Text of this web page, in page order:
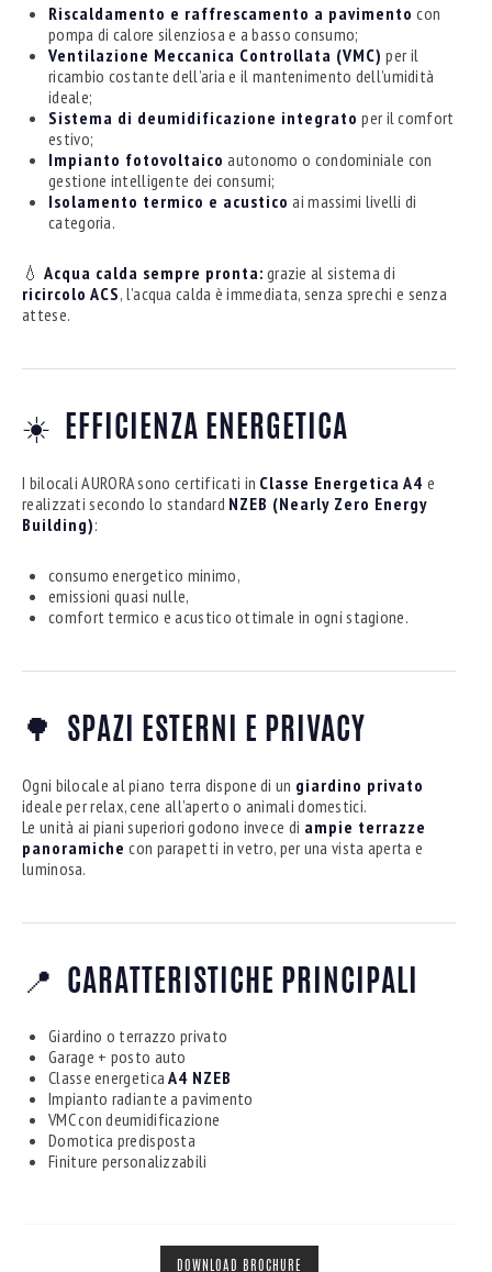
Riscaldamento e raffrescamento a pavimento con
pompa di calore silenziosa e a basso consumo;
Ventilazione Meccanica Controllata (VMC) per il
ricambio costante dell’aria e il mantenimento dell’umidità
ideale;
Sistema di deumidificazione integrato per il comfort
estivo;
Impianto fotovoltaico autonomo o condominiale con
gestione intelligente dei consumi;
Isolamento termico e acustico ai massimi livelli di
categoria.
💧 Acqua calda sempre pronta: grazie al sistema di
ricircolo ACS, l’acqua calda è immediata, senza sprechi e senza
attese.
☀️ EFFICIENZA ENERGETICA
I bilocali AURORA sono certificati in Classe Energetica A4 e
realizzati secondo lo standard NZEB (Nearly Zero Energy
Building):
consumo energetico minimo,
emissioni quasi nulle,
comfort termico e acustico ottimale in ogni stagione.
🌳 SPAZI ESTERNI E PRIVACY
Ogni bilocale al piano terra dispone di un giardino privato
ideale per relax, cene all’aperto o animali domestici.
Le unità ai piani superiori godono invece di ampie terrazze
panoramiche con parapetti in vetro, per una vista aperta e
luminosa.
📍 CARATTERISTICHE PRINCIPALI
Giardino o terrazzo privato
Garage + posto auto
Classe energeticaA4 NZEB
Impianto radiante a pavimento
VMC con deumidificazione
Domotica predisposta
Finiture personalizzabili
DOWNLOAD BROCHURE